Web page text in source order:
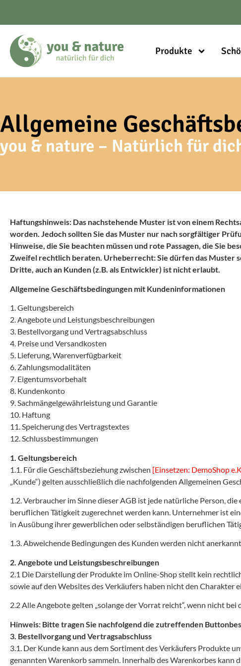
Produkte
Allgemeine
you & nature – Natürlich für
Haftungshinweis: Das nachstehende Muster ist von einem
worden. Jedoch sollten Sie das Muster nur nach sorgfältiger
Hinweise, die Sie beachten müssen und rote Passagen, die Sie
Zweifel rechtlich beraten. Urheberrecht: Sie dürfen das Muster
Dritte, auch an Kunden (z.B. als Entwickler) ist nicht erlaubt.
Allgemeine Geschäftsbedingungen mit Kundeninformationen
1. Geltungsbereich
2. Angebote und Leistungsbeschreibungen
3. Bestellvorgang und Vertragsabschluss
4. Preise und Versandkosten
5. Lieferung, Warenverfügbarkeit
6. Zahlungsmodalitäten
7. Eigentumsvorbehalt
8. Kundenkonto
9. Sachmängelgewährleistung und Garantie
10. Haftung
11. Speicherung des Vertragstextes
12. Schlussbestimmungen
1. Geltungsbereich
1.1. Für die Geschäftsbeziehung zwischen [Einsetzen: DemoShop
„Kunde“) gelten ausschließlich die nachfolgenden Allgemeinen
1.2. Verbraucher im Sinne dieser AGB ist jede natürliche Person,
beruflichen Tätigkeit zugerechnet werden kann. Unternehmer ist
in Ausübung ihrer gewerblichen oder selbständigen beruflichen
1.3. Abweichende Bedingungen des Kunden werden nicht
2. Angebote und Leistungsbeschreibungen
2.1 Die Darstellung der Produkte im Online-Shop stellt kein
sowie auf den Websites des Verkäufers haben nicht den Charakter
2.2 Alle Angebote gelten „solange der Vorrat reicht“, wenn nicht
Hinweis: Bitte tragen Sie nachfolgend die zutreffenden
3. Bestellvorgang und Vertragsabschluss
3.1. Der Kunde kann aus dem Sortiment des Verkäufers Produkte
genannten Warenkorb sammeln. Innerhalb des Warenkorbes